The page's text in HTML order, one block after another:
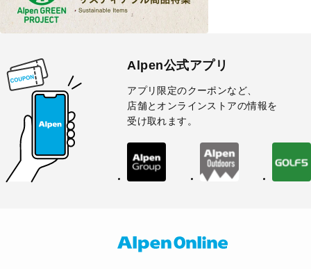
Alpen公式アプリ
アプリ限定のクーポンなど、
店舗とオンラインストアの情報を
受け取れます。